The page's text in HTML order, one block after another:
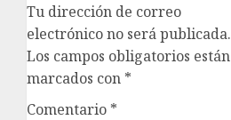
Tu dirección de correo
electrónico no será publicada.
Los campos obligatorios están
marcados con *
Comentario *